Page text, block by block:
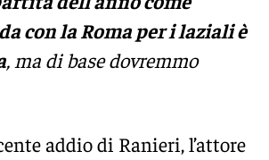
con la Roma per i laziali è
, ma di base dovremmo
addio di Ranieri, l’attore